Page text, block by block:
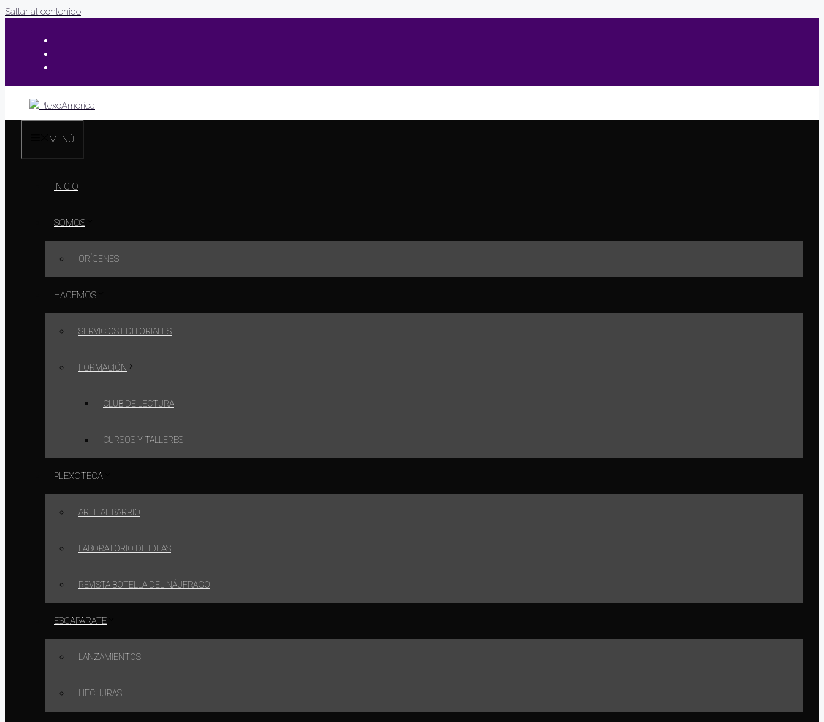
Saltar al contenido
MENÚ
INICIO
SOMOS
ORÍGENES
HACEMOS
SERVICIOS EDITORIALES
FORMACIÓN
CLUB DE LECTURA
CURSOS Y TALLERES
PLEXOTECA
ARTE AL BARRIO
LABORATORIO DE IDEAS
REVISTA BOTELLA DEL NÁUFRAGO
ESCAPARATE
LANZAMIENTOS
HECHURAS